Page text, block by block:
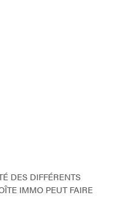
DES DIFFÉRENTS
IMMO PEUT FAIRE